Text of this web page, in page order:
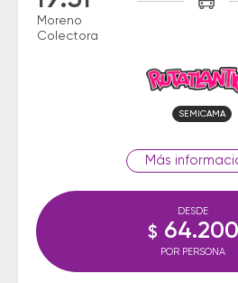
Moreno
Colectora
SEMICAMA
DESDE
$ 64.200
POR PERSONA